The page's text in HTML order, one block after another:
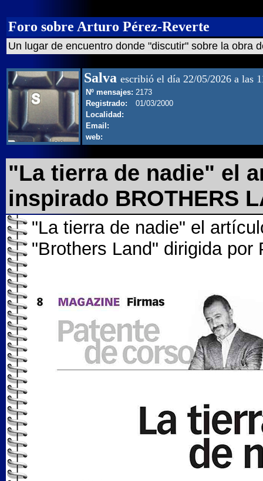
Foro sobre Arturo Pérez-Reverte
Un lugar de encuentro donde "discutir" sobre la obra
Salva escribió el día 22/05/2026 a las
Nº mensajes: 2173
Registrado:
01/03/2000
Localidad:
Email:
web:
"La tierra de nadie" el
inspirado BROTHERS
"La tierra de nadie" el
"Brothers Land" dirigida por